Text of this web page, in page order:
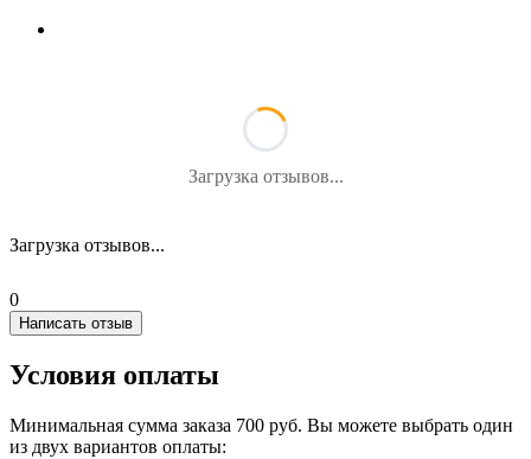
Загрузка отзывов...
Загрузка отзывов...
0
Написать отзыв
Условия оплаты
Минимальная сумма заказа 700 руб. Вы можете выбрать один
из двух вариантов оплаты: